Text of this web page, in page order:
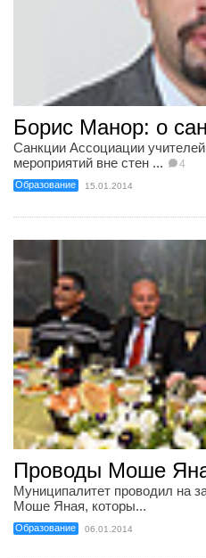
Борис Манор: о
Санкции Ассоциации
мероприятий вне стен ...
4
Образование 15.01.2014
Проводы Моше
Муниципалитет проводил на
Моше Яная, которы...
Образование 06.01.2014